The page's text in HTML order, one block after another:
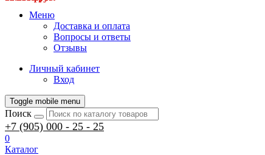
Меню
Доставка и оплата
Вопросы и ответы
Отзывы
Личный кабинет
Вход
Toggle mobile menu
Поиск
+7 (905) 000 - 25 - 25
0
Каталог